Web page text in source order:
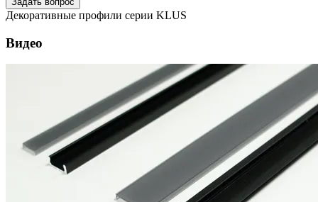
Декоративные профили серии KLUS
Видео